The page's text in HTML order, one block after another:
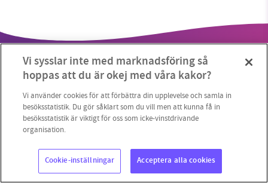
Copyright 2023 © Supermiljöbloggen Cookieinställningar
utveckla vårt arbete – och vi hoppas att du
vill hjälpa oss.
Stötta vårt arbete genom att swisha en slant till
1231368703
Läs vad vi vill göra
Vi sysslar inte med marknadsföring så
hoppas att du är okej med våra kakor?
Vi använder cookies för att förbättra din upplevelse och samla in
besöksstatistik. Du gör såklart som du vill men att kunna få in
besöksstatistik är viktigt för oss som icke-vinstdrivande
organisation.
Cookie-inställningar Acceptera alla cookies